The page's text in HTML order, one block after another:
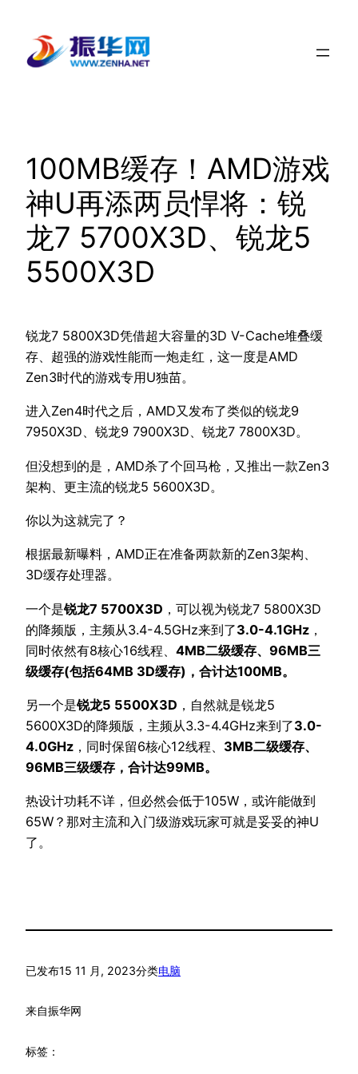
100MB缓存！AMD游戏
神U再添两员悍将：锐
龙7 5700X3D、锐龙5
5500X3D
锐龙7 5800X3D凭借超大容量的3D V-Cache堆叠缓
存、超强的游戏性能而一炮走红，这一度是AMD
Zen3时代的游戏专用U独苗。
进入Zen4时代之后，AMD又发布了类似的锐龙9
7950X3D、锐龙9 7900X3D、锐龙7 7800X3D。
但没想到的是，AMD杀了个回马枪，又推出一款Zen3
架构、更主流的锐龙5 5600X3D。
你以为这就完了？
根据最新曝料，AMD正在准备两款新的Zen3架构、
3D缓存处理器。
一个是锐龙7 5700X3D ，可以视为锐龙7 5800X3D
的降频版，主频从3.4-4.5GHz来到了3.0-4.1GHz ，
同时依然有8核心16线程、 4MB二级缓存、96MB三
级缓存(包括64MB 3D缓存)，合计达100MB。
另一个是锐龙5 5500X3D ，自然就是锐龙5
5600X3D的降频版，主频从3.3-4.4GHz来到了3.0-
4.0GHz ，同时保留6核心12线程、 3MB二级缓存、
96MB三级缓存，合计达99MB。
热设计功耗不详，但必然会低于105W，或许能做到
65W？那对主流和入门级游戏玩家可就是妥妥的神U
了。
已发布15 11 月, 2023分类电脑
来自振华网
标签：